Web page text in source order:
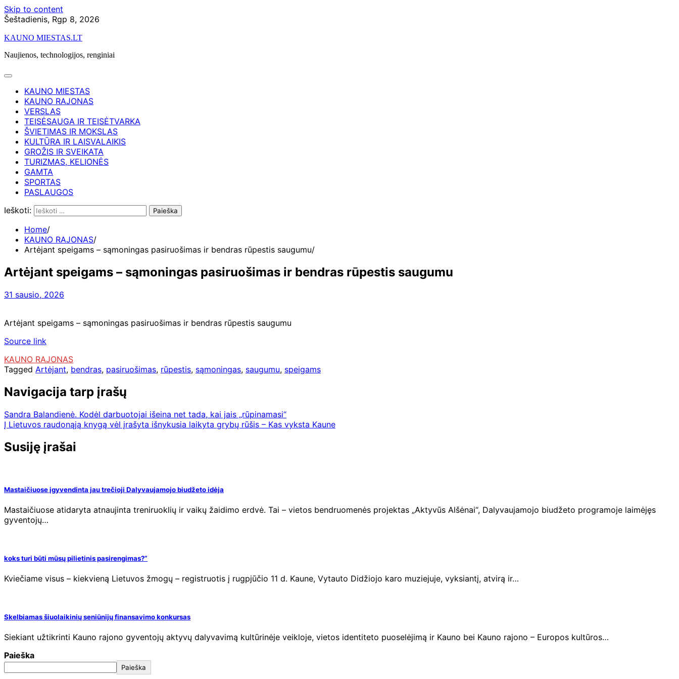
Skip to content
Šeštadienis, Rgp 8, 2026
KAUNO MIESTAS.LT
Naujienos, technologijos, renginiai
KAUNO MIESTAS
KAUNO RAJONAS
VERSLAS
TEISĖSAUGA IR TEISĖTVARKA
ŠVIETIMAS IR MOKSLAS
KULTŪRA IR LAISVALAIKIS
GROŽIS IR SVEIKATA
TURIZMAS, KELIONĖS
GAMTA
SPORTAS
PASLAUGOS
Ieškoti:
Home
KAUNO RAJONAS
Artėjant speigams – sąmoningas pasiruošimas ir bendras rūpestis saugumu
Artėjant speigams – sąmoningas pasiruošimas ir bendras rūpestis saugumu
31 sausio, 2026
Artėjant speigams – sąmoningas pasiruošimas ir bendras rūpestis saugumu
Source link
KAUNO RAJONAS
Tagged Artėjant, bendras, pasiruošimas, rūpestis, sąmoningas, saugumu, speigams
Navigacija tarp įrašų
Sandra Balandienė. Kodėl darbuotojai išeina net tada, kai jais „rūpinamasi“
Į Lietuvos raudonąją knygą vėl įrašyta išnykusia laikyta grybų rūšis – Kas vyksta Kaune
Susiję įrašai
Mastaičiuose įgyvendinta jau trečioji Dalyvaujamojo biudžeto idėja
Mastaičiuose atidaryta atnaujinta treniruoklių ir vaikų žaidimo erdvė. Tai – vietos bendruomenės projektas „Aktyvūs Alšėnai“, Dalyvaujamojo biudžeto programoje laimėjęs
gyventojų…
koks turi būti mūsų pilietinis pasirengimas?“
Kviečiame visus – kiekvieną Lietuvos žmogų – registruotis į rugpjūčio 11 d. Kaune, Vytauto Didžiojo karo muziejuje, vyksiantį, atvirą ir…
Skelbiamas šiuolaikinių seniūnijų finansavimo konkursas
Siekiant užtikrinti Kauno rajono gyventojų aktyvų dalyvavimą kultūrinėje veikloje, vietos identiteto puoselėjimą ir Kauno bei Kauno rajono – Europos kultūros…
Paieška
Paieška